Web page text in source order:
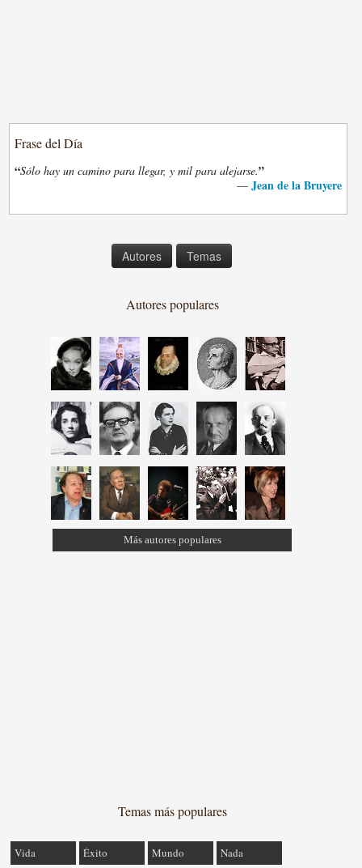
Frase del Día
“Sólo hay un camino para llegar, y mil para alejarse.”
— Jean de la Bruyere
Autores Temas
Autores populares
Más autores populares
Temas más populares
Vida Éxito Mundo Nada